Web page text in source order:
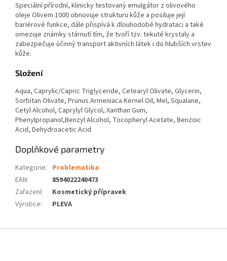
Speciální přírodní, klinicky testovaný emulgátor z olivového
oleje Olivem 1000 obnovuje strukturu kůže a posiluje její
bariérové funkce, dále přispívá k dlouhodobé hydrataci a také
omezuje známky stárnutí tím, že tvoří tzv. tekuté krystaly a
zabezpečuje účinný transport aktivních látek i do hlubších vrstev
kůže.
Složení
Aqua, Caprylic/Capric Triglyceride, Cetearyl Olivate, Glycerin,
Sorbitan Olivate, Prunus Armeniaca Kernel Oil, Mel, Squalane,
Cetyl Alcohol, Caprylyl Glycol, Xanthan Gum,
Phenylpropanol,Benzyl Alcohol, Tocopheryl Acetate, Benzoic
Acid, Dehydroacetic Acid
Doplňkové parametry
Kategorie: Problematika
EAN:
8594022240473
Zařazení:
Kosmetický přípravek
Výrobce: PLEVA